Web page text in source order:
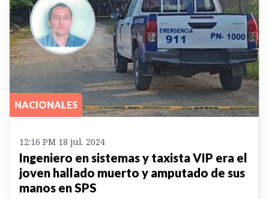
NACIONALES
12:16 PM 18 jul. 2024
Ingeniero en sistemas y taxista VIP era el
joven hallado muerto y amputado de sus
manos en SPS